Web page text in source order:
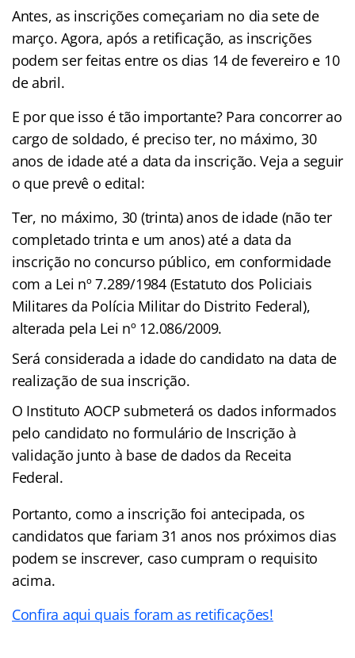
Antes, as inscrições começariam no dia sete de
março. Agora, após a retificação, as inscrições
podem ser feitas entre os dias 14 de fevereiro e 10
de abril.
E por que isso é tão importante? Para concorrer ao
cargo de soldado, é preciso ter, no máximo, 30
anos de idade até a data da inscrição. Veja a seguir
o que prevê o edital:
Ter, no máximo, 30 (trinta) anos de idade (não ter
completado trinta e um anos) até a data da
inscrição no concurso público, em conformidade
com a Lei nº 7.289/1984 (Estatuto dos Policiais
Militares da Polícia Militar do Distrito Federal),
alterada pela Lei nº 12.086/2009.
Será considerada a idade do candidato na data de
realização de sua inscrição.
O Instituto AOCP submeterá os dados informados
pelo candidato no formulário de Inscrição à
validação junto à base de dados da Receita
Federal.
Portanto, como a inscrição foi antecipada, os
candidatos que fariam 31 anos nos próximos dias
podem se inscrever, caso cumpram o requisito
acima.
Confira aqui quais foram as retificações!